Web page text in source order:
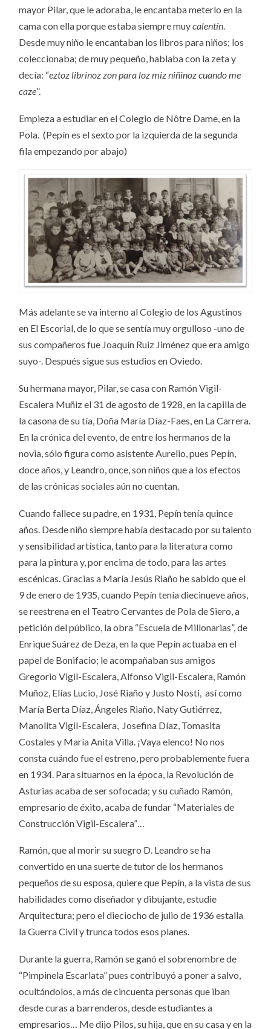
mayor Pilar, que le adoraba, le encantaba meterlo en la
cama con ella porque estaba siempre muycalentín.
Desde muy niño le encantaban los libros para niños; los
coleccionaba; de muy pequeño, hablaba con la zeta y
decía: “eztoz librinoz zon para loz miz niñinoz cuando me
caze”.
Empieza a estudiar en el Colegio de Nôtre Dame, en la
Pola. (Pepín es el sexto por la izquierda de la segunda
fila empezando por abajo)
Más adelante se va interno al Colegio de los Agustinos
en El Escorial, de lo que se sentía muy orgulloso -uno de
sus compañeros fue Joaquín Ruiz Jiménez que era amigo
suyo-. Después sigue sus estudios en Oviedo.
Su hermana mayor, Pilar, se casa con Ramón Vigil-
Escalera Muñiz el 31 de agosto de 1928, en la capilla de
la casona de su tía, Doña María Díaz-Faes, en La Carrera.
En la crónica del evento, de entre los hermanos de la
novia, sólo figura como asistente Aurelio, pues Pepín,
doce años, y Leandro, once, son niños que a los efectos
de las crónicas sociales aún no cuentan.
Cuando fallece su padre, en 1931, Pepín tenía quince
años. Desde niño siempre había destacado por su talento
y sensibilidad artística, tanto para la literatura como
para la pintura y, por encima de todo, para las artes
escénicas. Gracias a María Jesús Riaño he sabido que el
9 de enero de 1935, cuando Pepín tenía diecinueve años,
se reestrena en el Teatro Cervantes de Pola de Siero, a
petición del público, la obra “Escuela de Millonarias”, de
Enrique Suárez de Deza, en la que Pepín actuaba en el
papel de Bonifacio; le acompañaban sus amigos
Gregorio Vigil-Escalera, Alfonso Vigil-Escalera, Ramón
Muñoz, Elías Lucio, José Riaño y Justo Nosti, así como
María Berta Díaz, Ángeles Riaño, Naty Gutiérrez,
Manolita Vigil-Escalera, Josefina Díaz, Tomasita
Costales y María Anita Villa. ¡Vaya elenco! No nos
consta cuándo fue el estreno, pero probablemente fuera
en 1934. Para situarnos en la época, la Revolución de
Asturias acaba de ser sofocada; y su cuñado Ramón,
empresario de éxito, acaba de fundar “Materiales de
Construcción Vigil-Escalera”…
Ramón, que al morir su suegro D. Leandro se ha
convertido en una suerte de tutor de los hermanos
pequeños de su esposa, quiere que Pepín, a la vista de sus
habilidades como diseñador y dibujante, estudie
Arquitectura; pero el dieciocho de julio de 1936 estalla
la Guerra Civil y trunca todos esos planes.
Durante la guerra, Ramón se ganó el sobrenombre de
“Pimpinela Escarlata” pues contribuyó a poner a salvo,
ocultándolos, a más de cincuenta personas que iban
desde curas a barrenderos, desde estudiantes a
empresarios… Me dijo Pilos, su hija, que en su casa y en la